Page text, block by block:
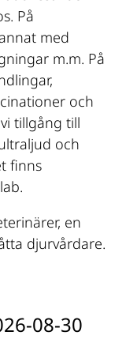
På
med
m.m. På
och
tillgång till
och
finns
en
djurvårdare.
08-30